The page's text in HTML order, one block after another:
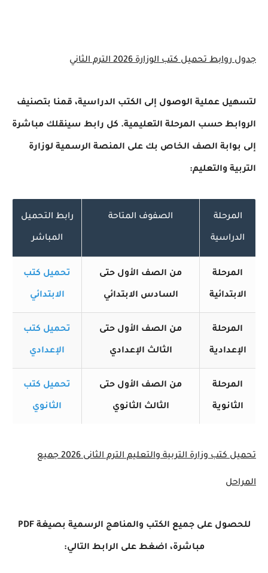
جدول روابط تحميل كتب الوزارة 2026 الترم الثاني
لتسهيل عملية الوصول إلى الكتب الدراسية، قمنا بتصنيف
الروابط حسب المرحلة التعليمية. كل رابط سينقلك مباشرة
إلى بوابة الصف الخاص بك على المنصة الرسمية لوزارة
التربية والتعليم:
المرحلة
الدراسية
الصفوف المتاحة رابط التحميل
المباشر
المرحلة
الابتدائية
من الصف الأول حتى
السادس الابتدائي
تحميل كتب
الابتدائي
المرحلة
الإعدادية
من الصف الأول حتى
الثالث الإعدادي
تحميل كتب
الإعدادي
المرحلة
الثانوية
من الصف الأول حتى
الثالث الثانوي
تحميل كتب
الثانوي
تحميل كتب وزارة التربية والتعليم الترم الثانى 2026 جميع
المراحل
للحصول على جميع الكتب والمناهج الرسمية بصيغة PDF
مباشرة، اضغط على الرابط التالي: